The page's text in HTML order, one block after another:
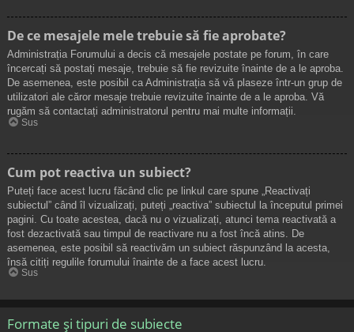
De ce mesajele mele trebuie să fie aprobate?
Administrația Forumului a decis că mesajele postate pe forum, în care
încercați să postați mesaje, trebuie să fie revizuite înainte de a le aproba.
De asemenea, este posibil ca Administrația să vă plaseze într-un grup de
utilizatori ale căror mesaje trebuie revizuite înainte de a le aproba. Vă
rugăm să contactați administratorul pentru mai multe informații.
Sus
Cum pot reactiva un subiect?
Puteți face acest lucru făcând clic pe linkul care spune „Reactivați
subiectul” când îl vizualizați, puteți „reactiva” subiectul la începutul primei
pagini. Cu toate acestea, dacă nu o vizualizați, atunci tema reactivată a
fost dezactivată sau timpul de reactivare nu a fost încă atins. De
asemenea, este posibil să reactivăm un subiect răspunzând la acesta,
însă citiți regulile forumului înainte de a face acest lucru.
Sus
Formate și tipuri de subiecte